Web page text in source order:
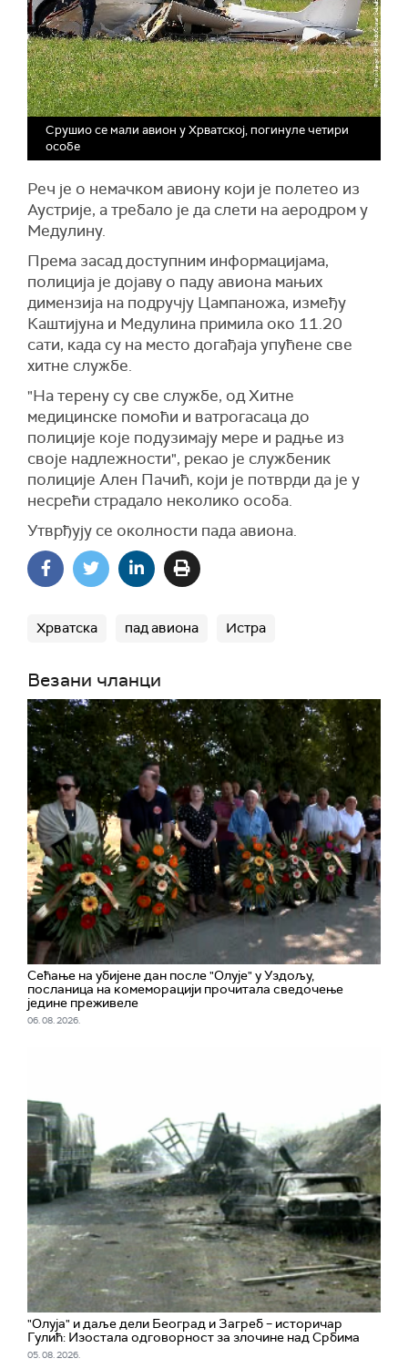
Срушио се мали авион у Хрватској, погинуле четири
особе
Реч је о немачком авиону који је полетео из
Аустрије, а требало је да слети на аеродром у
Медулину.
Према засад доступним информацијама,
полиција је дојаву о паду авиона мањих
димензија на подручју Цампаножа, између
Каштијуна и Медулина примила око 11.20
сати, када су на место догађаја упућене све
хитне службе.
"На терену су све службе, од Хитне
медицинске помоћи и ватрогасаца до
полиције које подузимају мере и радње из
своје надлежности", рекао је службеник
полиције Ален Пачић, који је потврди да је у
несрећи страдало неколико особа.
Утврђују се околности пада авиона.
Хрватска пад авиона Истра
Везани чланци
Сећање на убијене дан после "Олује" у Уздољу,
посланица на комеморацији прочитала сведочење
једине преживеле
06. 08. 2026.
"Олуја" и даље дели Београд и Загреб – историчар
Гулић: Изостала одговорност за злочине над Србима
05. 08. 2026.